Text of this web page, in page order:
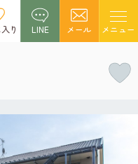
り LINE メール メニュー
しました。